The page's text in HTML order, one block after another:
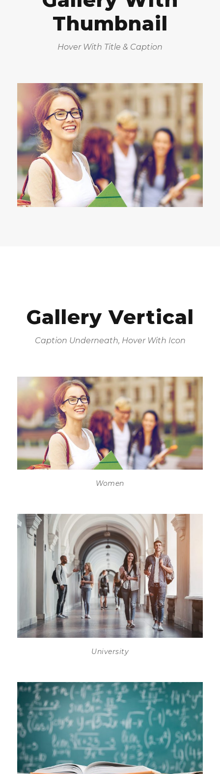
Thumbnail
Hover With Title & Caption
Gallery Vertical
Caption Underneath, Hover With Icon
Women
University